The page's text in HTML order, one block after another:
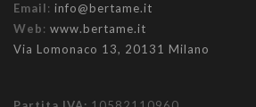
Email: info@bertame.it
Web: www.bertame.it
Via Lomonaco 13, 20131 Milano